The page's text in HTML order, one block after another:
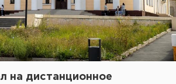
на дистанционное